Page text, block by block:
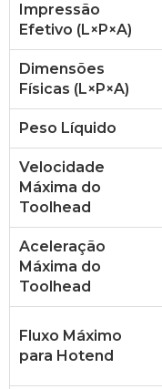
Impressão
Efetivo (L×P×A)
Dimensões
Físicas (L×P×A)
Peso Líquido
Velocidade
Máxima do
Toolhead
Aceleração
Máxima do
Toolhead
Fluxo Máximo
para Hotend